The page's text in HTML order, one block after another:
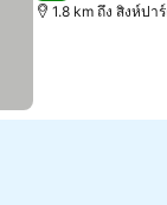
1.8 km ถึง สิงห์ปา